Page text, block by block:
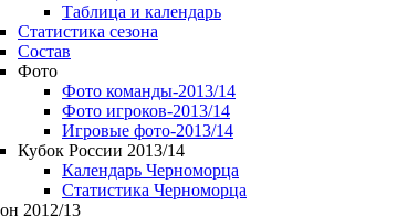
Таблица и календарь
Статистика сезона
Состав
Фото
Фото команды-2013/14
Фото игроков-2013/14
Игровые фото-2013/14
Кубок России 2013/14
Календарь Черноморца
Статистика Черноморца
2012/13